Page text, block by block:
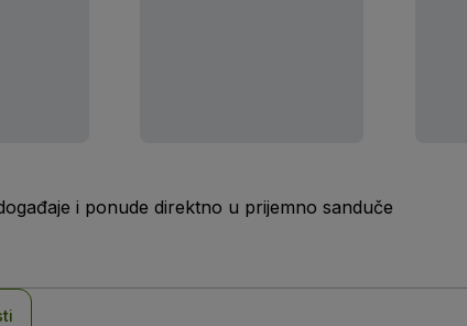
i ponude direktno u prijemno sanduče